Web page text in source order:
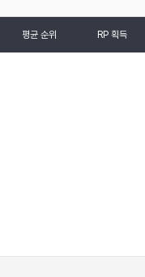
평균 순위 RP 획득